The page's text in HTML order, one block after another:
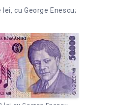
cu George Enescu;